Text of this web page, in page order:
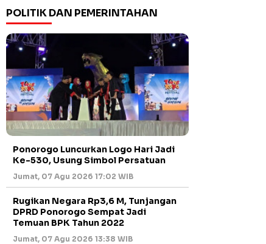
POLITIK DAN PEMERINTAHAN
Ponorogo Luncurkan Logo Hari Jadi
Ke-530, Usung Simbol Persatuan
Jumat, 07 Agu 2026 17:02 WIB
Rugikan Negara Rp3,6 M, Tunjangan
DPRD Ponorogo Sempat Jadi
Temuan BPK Tahun 2022
Jumat, 07 Agu 2026 13:38 WIB